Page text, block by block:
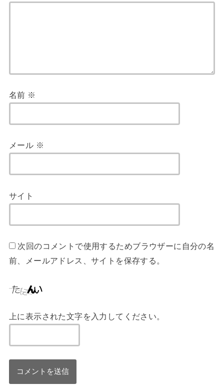
名前 ※
メール ※
サイト
次回のコメントで使用するためブラウザーに自分の名
前、メールアドレス、サイトを保存する。
上に表示された文字を入力してください。